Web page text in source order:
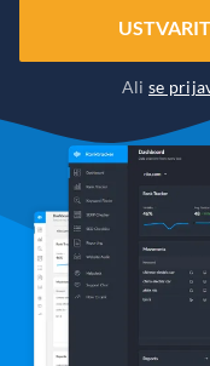
Alise